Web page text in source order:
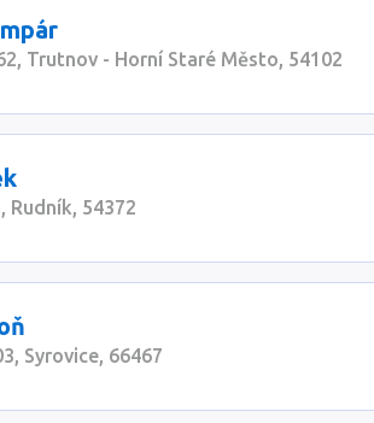
Trutnov - Horní Staré Město, 54102
Rudník, 54372
Syrovice, 66467